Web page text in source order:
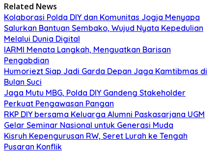
Related News
Kolaborasi Polda DIY dan Komunitas Jogja Menyapa
Salurkan Bantuan Sembako, Wujud Nyata Kepedulian
Melalui Dunia Digital
IARMI Menata Langkah, Menguatkan Barisan
Pengabdian
Humoriezt Siap Jadi Garda Depan Jaga Kamtibmas di
Bulan Suci
Jaga Mutu MBG, Polda DIY Gandeng Stakeholder
Perkuat Pengawasan Pangan
RKP DIY bersama Keluarga Alumni Paskasarjana UGM
Gelar Seminar Nasional untuk Generasi Muda
Kisruh Kepengurusan RW, Seret Lurah ke Tengah
Pusaran Konflik